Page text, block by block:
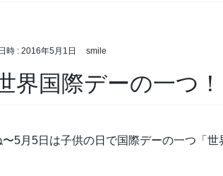
時 : 2016年5月1日 smile
界国際デーの一つ！
5月5日は子供の日で国際デーの一つ「